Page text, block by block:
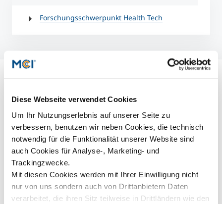
Diese Webseite verwendet Cookies
Um Ihr Nutzungserlebnis auf unserer Seite zu
verbessern, benutzen wir neben Cookies, die technisch
notwendig für die Funktionalität unserer Website sind
auch Cookies für Analyse-, Marketing- und
Trackingzwecke.
Mit diesen Cookies werden mit Ihrer Einwilligung nicht
nur von uns sondern auch von Drittanbietern Daten
verarbeitet, die ihren Sitz teilweise in Drittländern wie den
Forschungsschwerpunkt Health Tech
© J
a
m
e
s
D.
G
a
t
h
a
n
y,
P
u
bli
c
He
al
t
h
I
m
a
g
e
Li
b
r
a
r
y
(
P
H
I
L
),
C
e
n
t
e
r
s
f
o
r
Di
s
e
a
s
e
C
o
n
t
r
ol
a
n
d
P
r
e
v
e
n
ti
o
n
(
C
D
C)